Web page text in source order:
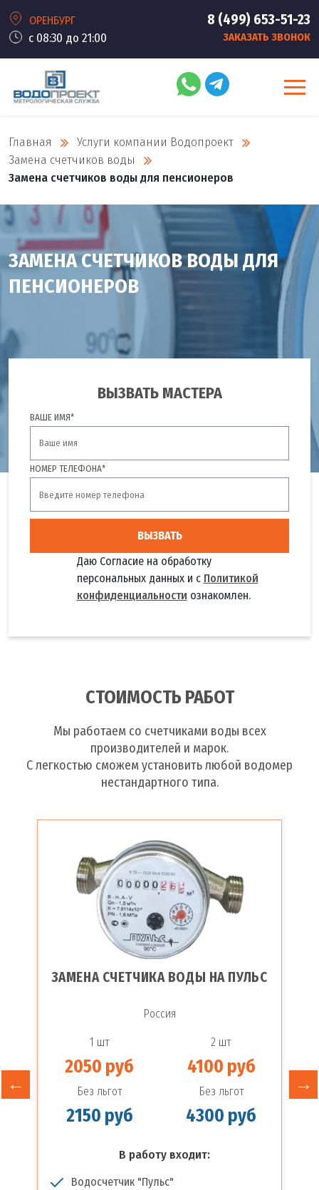
ОРЕНБУРГ
с 08:30 до 21:00
8 (499) 653-51-23
ЗАКАЗАТЬ ЗВОНОК
Главная
Услуги компании Водопроект
Замена счетчиков воды
Замена счетчиков воды для пенсионеров
ЗАМЕНА СЧЕТЧИКОВ ВОДЫ ДЛЯ
ПЕНСИОНЕРОВ
ВЫЗВАТЬ МАСТЕРА
ВАШЕ ИМЯ*
НОМЕР ТЕЛЕФОНА*
ВЫЗВАТЬ
Даю Согласие на обработку
персональных данных и с Политикой
конфиденциальности ознакомлен.
СТОИМОСТЬ РАБОТ
Мы работаем со счетчиками воды всех
производителей и марок.
С легкостью сможем установить любой водомер
нестандартного типа.
ЗАМЕНА СЧЕТЧИКА ВОДЫ НА ПУЛЬС
Россия
1 шт 2 шт
2050 руб 4100 руб
Без льгот Без льгот
2150 руб 4300 руб
В работу входит:
Водосчетчик "Пульс"